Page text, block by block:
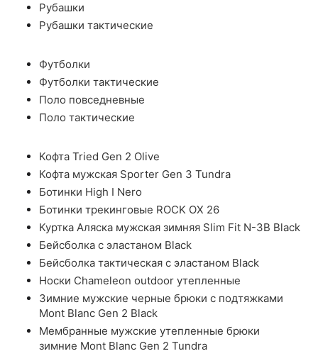
Рубашки
Рубашки тактические
Футболки
Футболки тактические
Поло повседневные
Поло тактические
Кофта Tried Gen 2 Olive
Кофта мужская Sporter Gen 3 Tundra
Ботинки High I Nero
Ботинки трекинговые ROCK OX 26
Куртка Аляска мужская зимняя Slim Fit N-3B Black
Бейсболка с эластаном Black
Бейсболка тактическая с эластаном Black
Носки Chameleon outdoor утепленные
Зимние мужские черные брюки с подтяжками
Mont Blanc Gen 2 Black
Мембранные мужские утепленные брюки
зимние Mont Blanc Gen 2 Tundra